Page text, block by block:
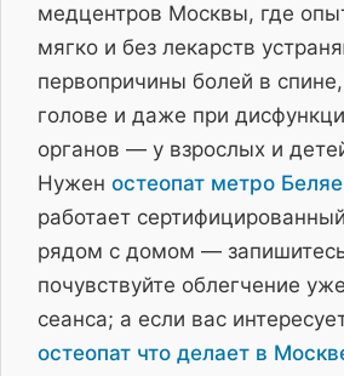
медцентров Москвы, где
мягко и без лекарств
первопричины болей в спине,
голове и даже при
органов — у взрослых и
Нужен остеопат метро
работает
рядом с домом —
почувствуйте облегчение
сеанса; а если вас
остеопат что делает в